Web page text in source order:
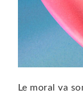
Le moral va